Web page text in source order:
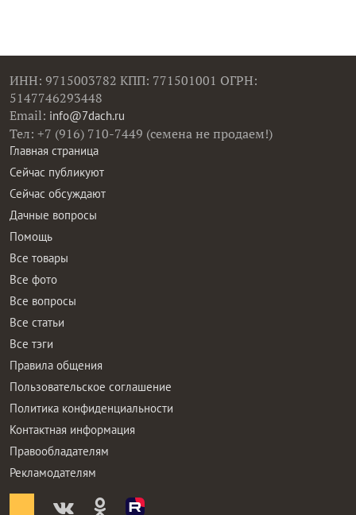
ИНН: 9715003782 КПП: 771501001 ОГРН:
5147746293448
Email: info@7dach.ru
Тел: +7 (916) 710-7449 (семена не продаем!)
Главная страница
Сейчас публикуют
Сейчас обсуждают
Дачные вопросы
Помощь
Все товары
Все фото
Все вопросы
Все статьи
Все тэги
Правила общения
Пользовательское соглашение
Политика конфиденциальности
Контактная информация
Правообладателям
Рекламодателям